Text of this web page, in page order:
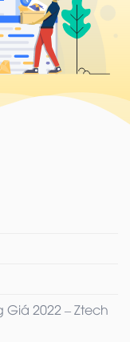
Giá 2022 – Ztech